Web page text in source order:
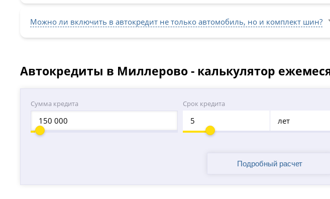
Можно ли включить в автокредит не только автомобиль, но и комплект шин?
Автокредиты в Миллерово - калькулятор
Сумма кредита Срок кредита
лет